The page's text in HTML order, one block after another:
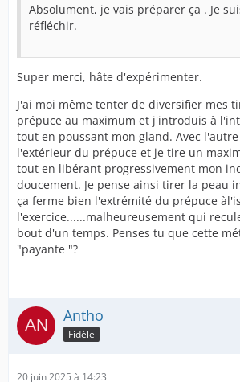
Absolument, je vais préparer ça . Je
réfléchir.
Super merci, hâte d'expérimenter.
J'ai moi même tenter de diversifier mes
prépuce au maximum et j'introduis à
tout en poussant mon gland. Avec
l'extérieur du prépuce et je tire un
tout en libérant progressivement mon
doucement. Je pense ainsi tirer la peau
ça ferme bien l'extrémité du prépuce
l'exercice......malheureusement qui
bout d'un temps. Penses tu que cette
"payante "?
Antho
Fidèle
20 juin 2025 à 14:23